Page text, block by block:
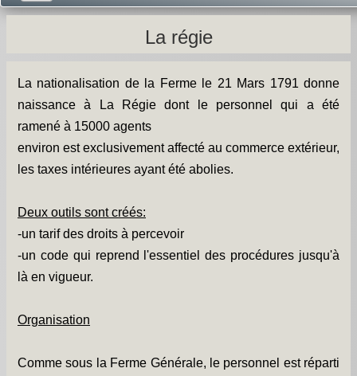
Accueil -
Présentations -
Salle des Fêtes -
Blog Salle des Fêtes -
Histoires -
Prieuré saint Dodon -
La régie
La nationalisation de la Ferme le 21 Mars 1791 donne
naissance à La Régie dont le personnel qui a été
ramené à 15000 agents
environ est exclusivement affecté au commerce extérieur,
les taxes intérieures ayant été abolies.
Deux outils sont créés:
-un tarif des droits à percevoir
-un code qui reprend l'essentiel des procédures jusqu'à
là en vigueur.
Organisation
Comme sous la Ferme Générale, le personnel est réparti